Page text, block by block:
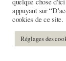
revue
Hargas 14h-
cuisine 15h-
Sauvage ?…
appuyant sur
cookies de ce site.
Réglages des